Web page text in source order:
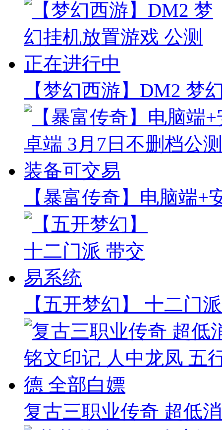
【梦幻西游】DM2 梦
【暴富传奇】电脑端+
【五开梦幻】 十二门
复古三职业传奇 超低